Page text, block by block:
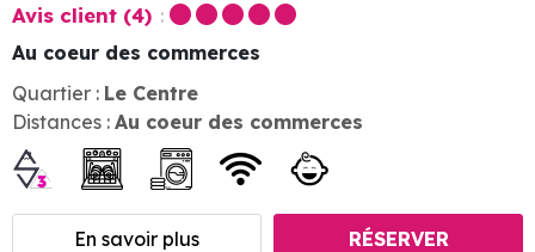
Avis client (4)
Quartier : Le Centre
Distances : Au coeur des commerces
Au coeur des commerces
En savoir plus RÉSERVER